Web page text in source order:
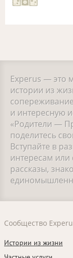
Experus — это
истории из
и интересную
«Родители —
поделитесь
Вступайте в
интересам или
рассказы,
Сообщество
Истории из жизни